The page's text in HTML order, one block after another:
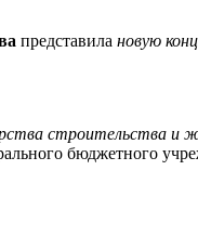
представила новую
строительства и
бюджетного